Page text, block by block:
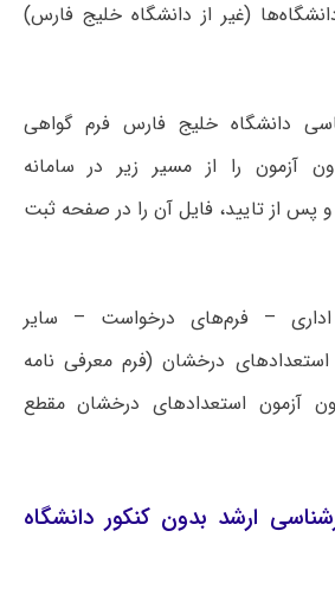
(غیر از دانشگاه خلیج فارس)
دانشگاه خلیج فارس فرم گواهی
آزمون را از مسیر زیر در سامانه
پس از تایید، فایل آن را در صفحه ثبت
اداری – فرم‌های درخواست – سایر
درخشان (فرم معرفی نامه
آزمون استعدادهای درخشان مقطع
ارشد بدون کنکور دانشگاه